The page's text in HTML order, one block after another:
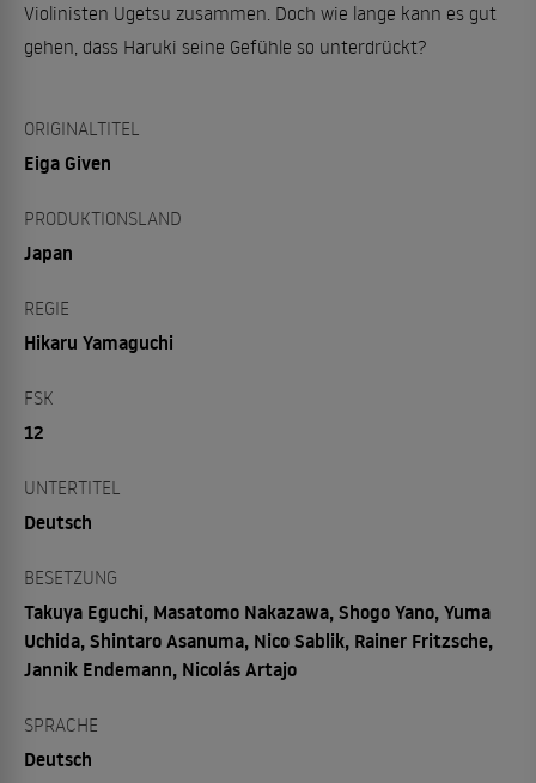
Violinisten Ugetsu zusammen. Doch wie lange kann es gut
gehen, dass Haruki seine Gefühle so unterdrückt?
ORIGINALTITEL
Eiga Given
PRODUKTIONSLAND
Japan
REGIE
Hikaru Yamaguchi
FSK
12
UNTERTITEL
Deutsch
BESETZUNG
Takuya Eguchi, Masatomo Nakazawa, Shogo Yano, Yuma
Uchida, Shintaro Asanuma, Nico Sablik, Rainer Fritzsche,
Jannik Endemann, Nicolás Artajo
SPRACHE
Deutsch